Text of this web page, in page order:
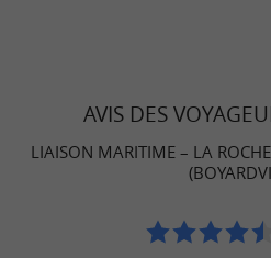
AVIS DES
LIAISON MARITIME – LA